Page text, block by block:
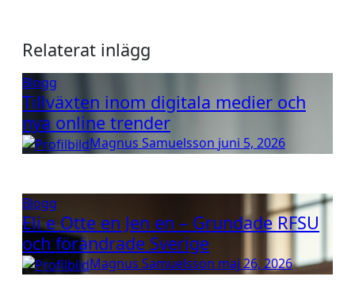
Relaterat inlägg
Blogg
Tillväxten inom digitala medier och
nya online trender
Magnus Samuelsson juni 5, 2026
Blogg
Eli e Otte en Jen en – Grundade RFSU
och förändrade Sverige
Magnus Samuelsson maj 26, 2026